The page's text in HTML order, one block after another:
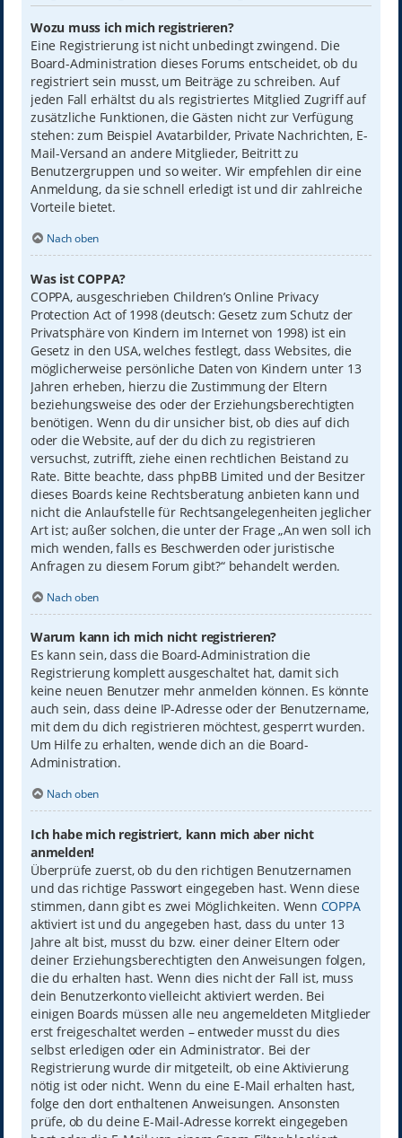
Wozu muss ich mich registrieren?
Eine Registrierung ist nicht unbedingt zwingend. Die
Board-Administration dieses Forums entscheidet, ob du
registriert sein musst, um Beiträge zu schreiben. Auf
jeden Fall erhältst du als registriertes Mitglied Zugriff auf
zusätzliche Funktionen, die Gästen nicht zur Verfügung
stehen: zum Beispiel Avatarbilder, Private Nachrichten, E-
Mail-Versand an andere Mitglieder, Beitritt zu
Benutzergruppen und so weiter. Wir empfehlen dir eine
Anmeldung, da sie schnell erledigt ist und dir zahlreiche
Vorteile bietet.
Nach oben
Was ist COPPA?
COPPA, ausgeschrieben Children’s Online Privacy
Protection Act of 1998 (deutsch: Gesetz zum Schutz der
Privatsphäre von Kindern im Internet von 1998) ist ein
Gesetz in den USA, welches festlegt, dass Websites, die
möglicherweise persönliche Daten von Kindern unter 13
Jahren erheben, hierzu die Zustimmung der Eltern
beziehungsweise des oder der Erziehungsberechtigten
benötigen. Wenn du dir unsicher bist, ob dies auf dich
oder die Website, auf der du dich zu registrieren
versuchst, zutrifft, ziehe einen rechtlichen Beistand zu
Rate. Bitte beachte, dass phpBB Limited und der Besitzer
dieses Boards keine Rechtsberatung anbieten kann und
nicht die Anlaufstelle für Rechtsangelegenheiten jeglicher
Art ist; außer solchen, die unter der Frage „An wen soll ich
mich wenden, falls es Beschwerden oder juristische
Anfragen zu diesem Forum gibt?“ behandelt werden.
Nach oben
Warum kann ich mich nicht registrieren?
Es kann sein, dass die Board-Administration die
Registrierung komplett ausgeschaltet hat, damit sich
keine neuen Benutzer mehr anmelden können. Es könnte
auch sein, dass deine IP-Adresse oder der Benutzername,
mit dem du dich registrieren möchtest, gesperrt wurden.
Um Hilfe zu erhalten, wende dich an die Board-
Administration.
Nach oben
Ich habe mich registriert, kann mich aber nicht
anmelden!
Überprüfe zuerst, ob du den richtigen Benutzernamen
und das richtige Passwort eingegeben hast. Wenn diese
stimmen, dann gibt es zwei Möglichkeiten. Wenn COPPA
aktiviert ist und du angegeben hast, dass du unter 13
Jahre alt bist, musst du bzw. einer deiner Eltern oder
deiner Erziehungsberechtigten den Anweisungen folgen,
die du erhalten hast. Wenn dies nicht der Fall ist, muss
dein Benutzerkonto vielleicht aktiviert werden. Bei
einigen Boards müssen alle neu angemeldeten Mitglieder
erst freigeschaltet werden – entweder musst du dies
selbst erledigen oder ein Administrator. Bei der
Registrierung wurde dir mitgeteilt, ob eine Aktivierung
nötig ist oder nicht. Wenn du eine E-Mail erhalten hast,
folge den dort enthaltenen Anweisungen. Ansonsten
prüfe, ob du deine E-Mail-Adresse korrekt eingegeben